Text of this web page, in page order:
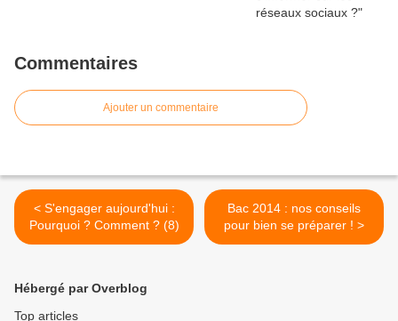
Commentaires
Ajouter un commentaire
< S'engager aujourd'hui :
Pourquoi ? Comment ? (8)
Bac 2014 : nos conseils
pour bien se préparer ! >
Hébergé par Overblog
Top articles